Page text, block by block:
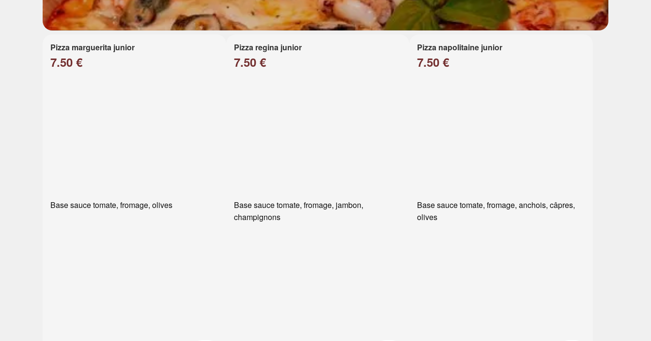
Pizza marguerita junior
7.50 €
Base sauce tomate, fromage, olives
Pizza regina junior
7.50 €
Base sauce tomate, fromage, jambon,
champignons
Pizza napolitaine junior
7.50 €
Base sauce tomate, fromage, anchois, câpres,
olives